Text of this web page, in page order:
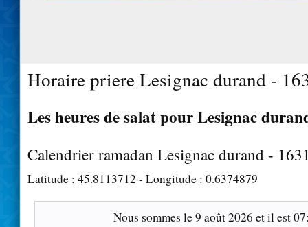
Horaire priere Lesignac durand -
Les heures de salat pour Lesignac
Calendrier ramadan Lesignac durand -
Latitude : 45.8113712 - Longitude : 0.6374879
Nous sommes le9 août 2026 et il est